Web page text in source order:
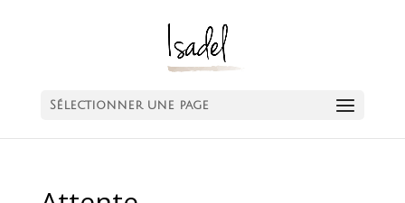
Sélectionner une page